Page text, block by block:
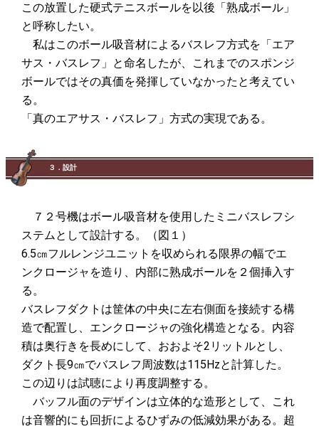
この放置した硬式テニスボールを以後「熟成ボール」
と呼称したい。
私はこのボール吸音材によるバスレフ方式を「エア
サス・バスレフ」と命名したが、これまでのスポンジ
ボールではその真価を発揮していなかったと考えてい
る。
「真のエアサス・バスレフ」方式の実現である。
３．設計
７２号機はボール吸音材を使用したミニバスレフシ
ステムとして設計する。（図１）
6.5㎝フルレンジユニットを収められる限界の幅でエ
ンクロージャを造り、内部に熟成ボールを２個挿入す
る。
バスレフダクトは筐体の中央に左右側面を接続する構
造で配置し、エンクロージャの強化構造となる。内容
積は奥行きを長めにして、おおよそ2リットルとし、
ダクト長9㎝でバスレフ周波数は115Hzと計算した。
この辺りは試聴により再度調整する。
バッフル面のデザインは立体的な造形として、これ
は音響的にも回折によるひずみの低減効果がある。超